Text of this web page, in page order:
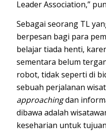
Leader Association,”
Sebagai seorang TL
berpesan bagi para
belajar tiada henti,
sementara belum
robot, tidak seperti di
sebuah perjalanan
approachingdan
dibawa adalah
keseharian untuk